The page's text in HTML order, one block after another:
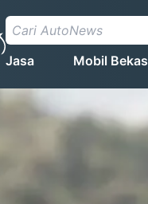
Jasa Mobil Bekas